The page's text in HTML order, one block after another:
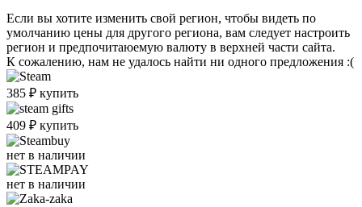
Если вы хотите изменить свой регион, чтобы видеть по
умолчанию цены для другого региона, вам следует настроить
регион и предпочитаюемую валюту в верхней части сайта.
К сожалению, нам не удалось найти ни одного предложения :(
385 ₽ купить
409 ₽ купить
нет в наличии
нет в наличии